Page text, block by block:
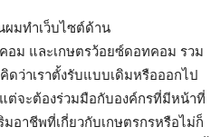
ผมทำเว็บไซต์ด้าน
อม และเกษตรว้อยซ์ดอทคอม รวม
ดว่าเราตั้งรับแบบเดิมหรือออกไป
ต่จะต้องร่วมมือกับองค์กรที่มีหน้าที่
มอาชีพที่เกี่ยวกับเกษตรกรหรือไม่ก็